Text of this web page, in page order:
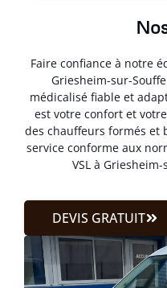
Faire confiance à notre
Griesheim-sur-
médicalisé fiable et
est votre confort et
des chauffeurs formés et
service conforme aux
VSL à
DEVIS GRATUIT